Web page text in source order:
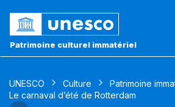
Patrimoine culturel immatériel
UNESCO Culture Patrimoine
Le carnaval d’été de Rotterdam